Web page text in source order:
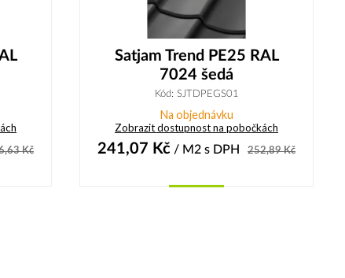
Kč
Satjam Trend PE25 RAL
7024 šedá
Kód: SJTDPEGS01
Na objednávku
Zobrazit dostupnost na pobočkách
241,07 Kč / M2 s DPH 252,89Kč